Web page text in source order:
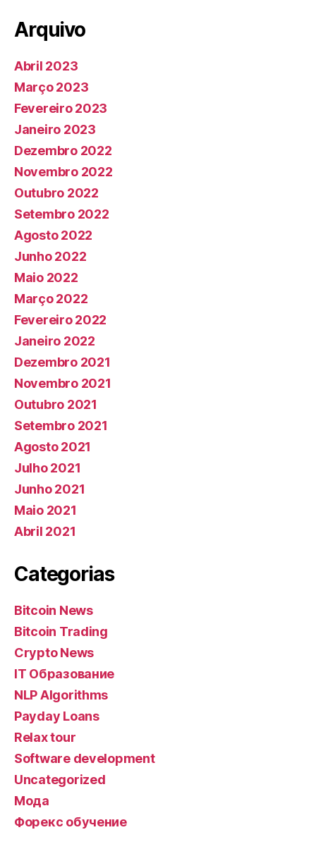
Arquivo
Abril 2023
Março 2023
Fevereiro 2023
Janeiro 2023
Dezembro 2022
Novembro 2022
Outubro 2022
Setembro 2022
Agosto 2022
Junho 2022
Maio 2022
Março 2022
Fevereiro 2022
Janeiro 2022
Dezembro 2021
Novembro 2021
Outubro 2021
Setembro 2021
Agosto 2021
Julho 2021
Junho 2021
Maio 2021
Abril 2021
Categorias
Bitcoin News
Bitcoin Trading
Crypto News
IT Образование
NLP Algorithms
Payday Loans
Relax tour
Software development
Uncategorized
Мода
Форекс обучение